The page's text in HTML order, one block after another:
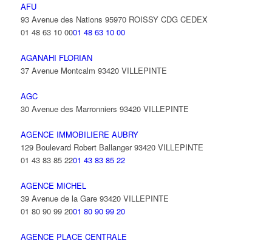
AFU
93 Avenue des Nations 95970 ROISSY CDG CEDEX
01 48 63 10 0001 48 63 10 00
AGANAHI FLORIAN
37 Avenue Montcalm 93420 VILLEPINTE
AGC
30 Avenue des Marronniers 93420 VILLEPINTE
AGENCE IMMOBILIERE AUBRY
129 Boulevard Robert Ballanger 93420 VILLEPINTE
01 43 83 85 2201 43 83 85 22
AGENCE MICHEL
39 Avenue de la Gare 93420 VILLEPINTE
01 80 90 99 2001 80 90 99 20
AGENCE PLACE CENTRALE